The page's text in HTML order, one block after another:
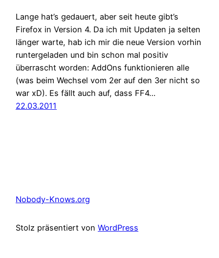
Lange hat’s gedauert, aber seit heute gibt’s
Firefox in Version 4. Da ich mit Updaten ja selten
länger warte, hab ich mir die neue Version vorhin
runtergeladen und bin schon mal positiv
überrascht worden: AddOns funktionieren alle
(was beim Wechsel vom 2er auf den 3er nicht so
war xD). Es fällt auch auf, dass FF4…
22.03.2011
Nobody-Knows.org
Stolz präsentiert von WordPress